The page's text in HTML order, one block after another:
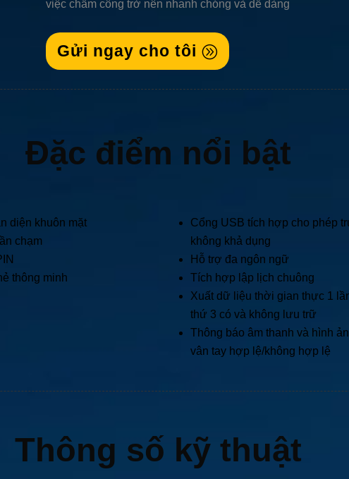
việc chấm công trở nên nhanh chóng và dễ dàng
Gửi ngay cho tôi
Đặc điểm nổi bật
diện khuôn mặt
chạm
thông minh
Cổng USB tích hợp cho phép
không khả dụng
Hỗ trợ đa ngôn ngữ
Tích hợp lập lịch chuông
Xuất dữ liệu thời gian thực 1
thứ 3 có và không lưu trữ
Thông báo âm thanh và hình
vân tay hợp lệ/không hợp lệ
Thông số kỹ thuật